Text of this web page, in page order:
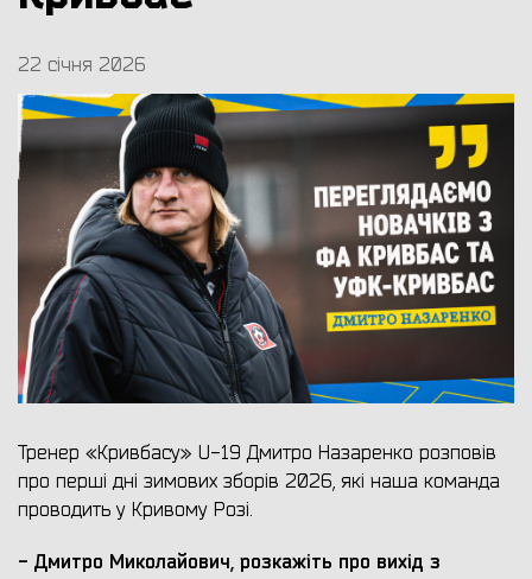
22 січня 2026
Тренер «Кривбасу» U-19 Дмитро Назаренко розповів
про перші дні зимових зборів 2026, які наша команда
проводить у Кривому Розі.
- Дмитро Миколайович, розкажіть про вихід з